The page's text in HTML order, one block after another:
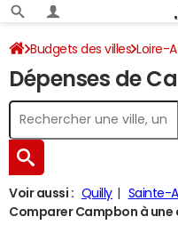
Budgets des villes Loire-
Dépenses 2024
Dépenses de
Voir aussi : Quilly Sainte-
Comparer Campbon à une